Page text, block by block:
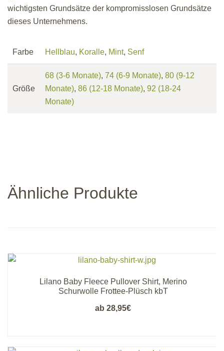
wichtigsten Grundsätze der kompromisslosen Grundsätze
dieses Unternehmens.
Farbe Hellblau, Koralle, Mint, Senf
Größe
68 (3-6 Monate), 74 (6-9 Monate), 80 (9-12
Monate), 86 (12-18 Monate), 92 (18-24
Monate)
Ähnliche Produkte
Lilano Baby Fleece Pullover Shirt, Merino
Schurwolle Frottee-Plüsch kbT
ab 28,95€